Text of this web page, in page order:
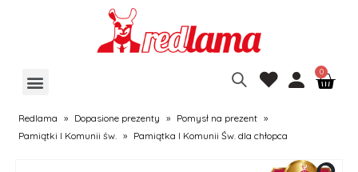
Redlama » Dopasione prezenty » Pomysł na prezent »
Pamiątki I Komunii św. » Pamiątka I Komunii Św. dla chłopca